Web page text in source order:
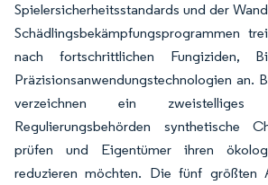
Spielersicherheitsstandards und der
Schädlingsbekämpfungsprogrammen
nach fortschrittlichen Fungiziden,
Präzisionsanwendungstechnologien an.
verzeichnen ein zweistelliges
Regulierungsbehörden synthetische
prüfen und Eigentümer ihren
reduzieren möchten. Die fünf größten